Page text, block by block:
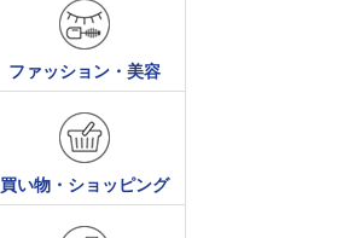
ファッション・美容
買い物・ショッピング